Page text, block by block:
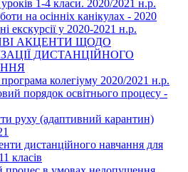
1-4 класи. 2020/2021 н.р.
на осінніх канікулах - 2020
екскурсії у 2020-2021 н.р.
АКЦЕНТИ ЩОДО
ДИСТАНЦІЙНОГО
колегіуму 2020/2021 н.р.
порядок освітнього процесу -
руху (адаптивний карантин)
дистанційного навчання для
класів